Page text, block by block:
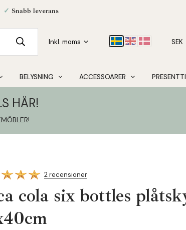
✓ Snabb leverans
BELYSNING ACCESSOARER
HÄR!
!
2 recensioner
cola six bottles